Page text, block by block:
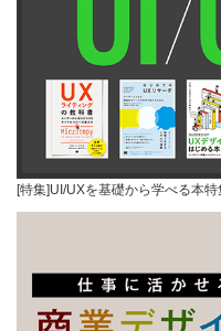
[特集]UI/UXを基礎から学べる本